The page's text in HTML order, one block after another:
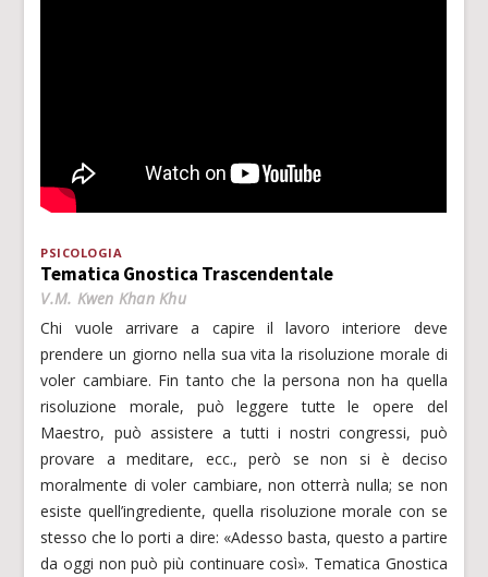
PSICOLOGIA
Tematica Gnostica Trascendentale
V.M. Kwen Khan Khu
Chi vuole arrivare a capire il lavoro interiore deve
prendere un giorno nella sua vita la risoluzione morale di
voler cambiare. Fin tanto che la persona non ha quella
risoluzione morale, può leggere tutte le opere del
Maestro, può assistere a tutti i nostri congressi, può
provare a meditare, ecc., però se non si è deciso
moralmente di voler cambiare, non otterrà nulla; se non
esiste quell’ingrediente, quella risoluzione morale con se
stesso che lo porti a dire: «Adesso basta, questo a partire
da oggi non può più continuare così». Tematica Gnostica